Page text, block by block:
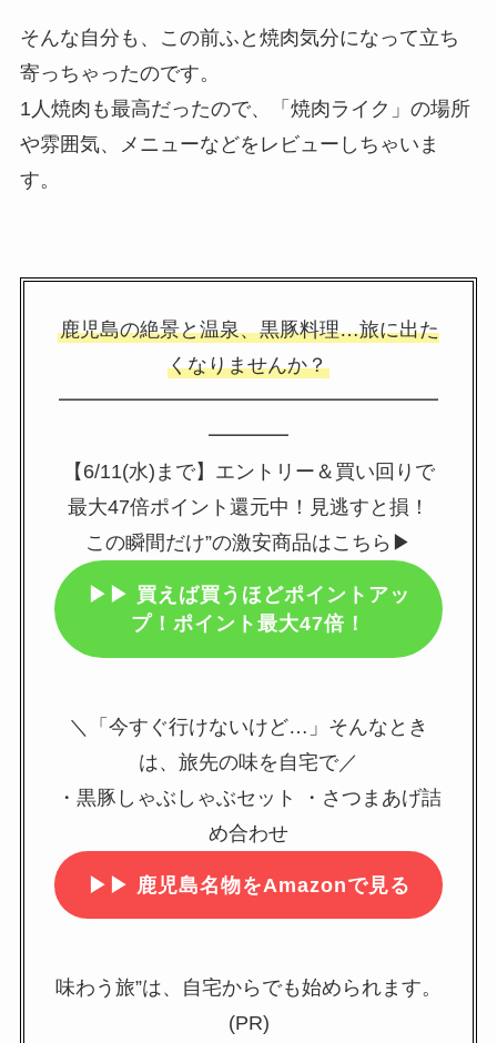
そんな自分も、この前ふと焼肉気分になって立ち
寄っちゃったのです。
1人焼肉も最高だったので、「焼肉ライク」の場所
や雰囲気、メニューなどをレビューしちゃいま
す。
鹿児島の絶景と温泉、黒豚料理…旅に出た
くなりませんか？
━━━━━━━━━━━━━━━━━━━
━━━━
【6/11(水)まで】エントリー＆買い回りで
最大47倍ポイント還元中！見逃すと損！
この瞬間だけ”の激安商品はこちら▶
▶▶ 買えば買うほどポイントアッ
プ！ポイント最大47倍！
＼「今すぐ行けないけど…」そんなとき
は、旅先の味を自宅で／
・黒豚しゃぶしゃぶセット ・さつまあげ詰
め合わせ
▶▶ 鹿児島名物をAmazonで見る
味わう旅”は、自宅からでも始められます。
(PR)